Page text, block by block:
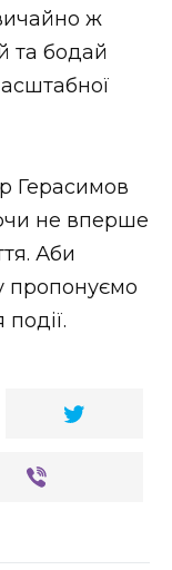
ж
та бодай
Герасимов
не вперше
Аби
пропонуємо
події.